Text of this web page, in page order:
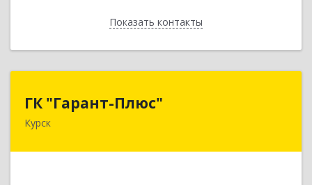
Показать контакты
Назад
ГК "Гарант-Плюс"
Курск
305035, Курская обл, Курск г, Овечкина ул, дом